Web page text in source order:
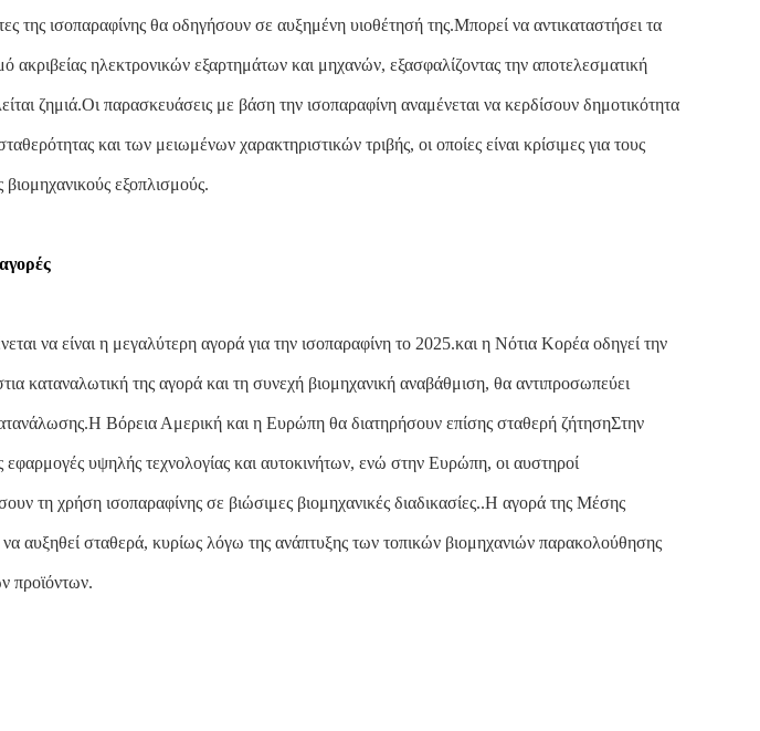
της ισοπαραφίνης θα οδηγήσουν σε αυξημένη υιοθέτησή της.Μπορεί να αντικαταστήσει τα
ακριβείας ηλεκτρονικών εξαρτημάτων και μηχανών, εξασφαλίζοντας την αποτελεσματική
ζημιά.Οι παρασκευάσεις με βάση την ισοπαραφίνη αναμένεται να κερδίσουν δημοτικότητα
και των μειωμένων χαρακτηριστικών τριβής, οι οποίες είναι κρίσιμες για τους
εξοπλισμούς.
να είναι η μεγαλύτερη αγορά για την ισοπαραφίνη το 2025.και η Νότια Κορέα οδηγεί την
καταναλωτική της αγορά και τη συνεχή βιομηχανική αναβάθμιση, θα αντιπροσωπεύει
Βόρεια Αμερική και η Ευρώπη θα διατηρήσουν επίσης σταθερή ζήτησηΣτην
εφαρμογές υψηλής τεχνολογίας και αυτοκινήτων, ενώ στην Ευρώπη, οι αυστηροί
τη χρήση ισοπαραφίνης σε βιώσιμες βιομηχανικές διαδικασίες..Η αγορά της Μέσης
να αυξηθεί σταθερά, κυρίως λόγω της ανάπτυξης των τοπικών βιομηχανιών παρακολούθησης
προϊόντων.